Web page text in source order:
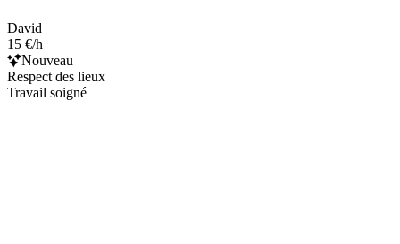
David
15 €/h
Nouveau
Respect des lieux
Travail soigné